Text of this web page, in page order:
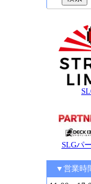
SLGパ
▼営業時